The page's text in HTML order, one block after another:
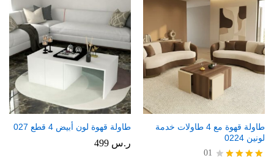
طاولة قهوة مع 4 طاولات خدمة
لونين 0224
01
طاولة قهوة لون أبيض 4 قطع 027
ر.س